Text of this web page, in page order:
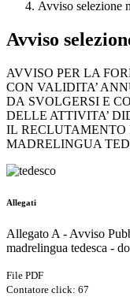
Avviso selezione
Avviso
AVVISO PER LA
CON VALIDITA’
DA SVOLGERSI E
DELLE ATTIVITA’
IL RECLUTAMENTO
MADRELINGUA
Allegati
Allegato A - Avviso
madrelingua tedesca -
File PDF
Contatore click: 67